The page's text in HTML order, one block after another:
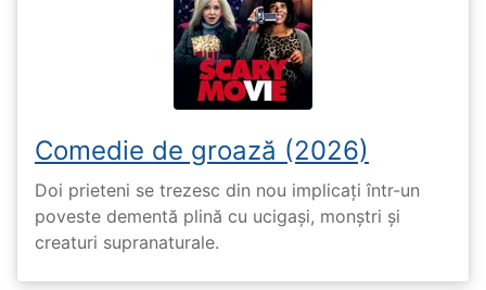
Comedie de groază (2026)
Doi prieteni se trezesc din nou implicați într-un
poveste dementă plină cu ucigași, monștri și
creaturi supranaturale.